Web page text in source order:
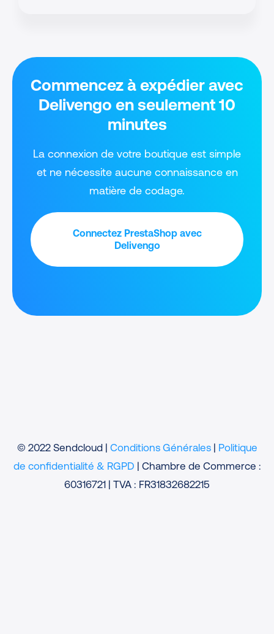
Commencez à expédier avec
Delivengo en seulement 10
minutes
La connexion de votre boutique est simple
et ne nécessite aucune connaissance en
matière de codage.
Connectez PrestaShop avec
Delivengo
© 2022 Sendcloud | Conditions Générales| Politique
de confidentialité & RGPD | Chambre de Commerce :
60316721 | TVA : FR31832682215